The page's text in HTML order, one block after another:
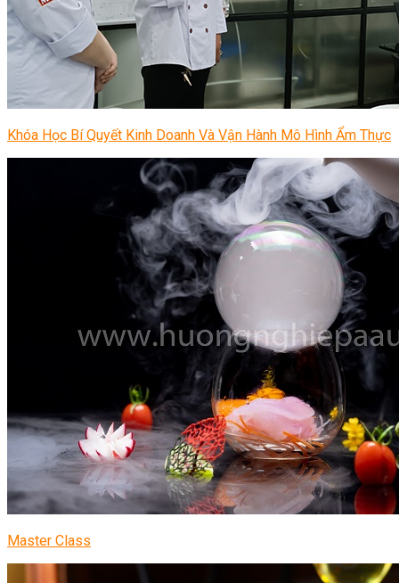
Khóa Học Bí Quyết Kinh Doanh Và Vận Hành Mô Hình Ẩm Thực
Master Class